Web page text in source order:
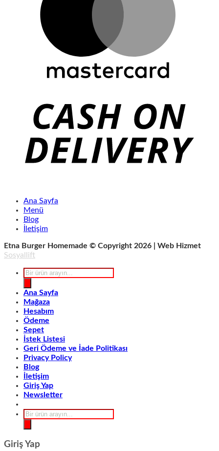
Ana Sayfa
Menü
Blog
İletişim
Etna Burger Homemade © Copyright 2026 | Web Hizmet
Sosyallift
Products
search
Ana Sayfa
Mağaza
Hesabım
Ödeme
Sepet
İstek Listesi
Geri Ödeme ve İade Politikası
Privacy Policy
Blog
İletişim
Giriş Yap
Newsletter
Products
search
Giriş Yap